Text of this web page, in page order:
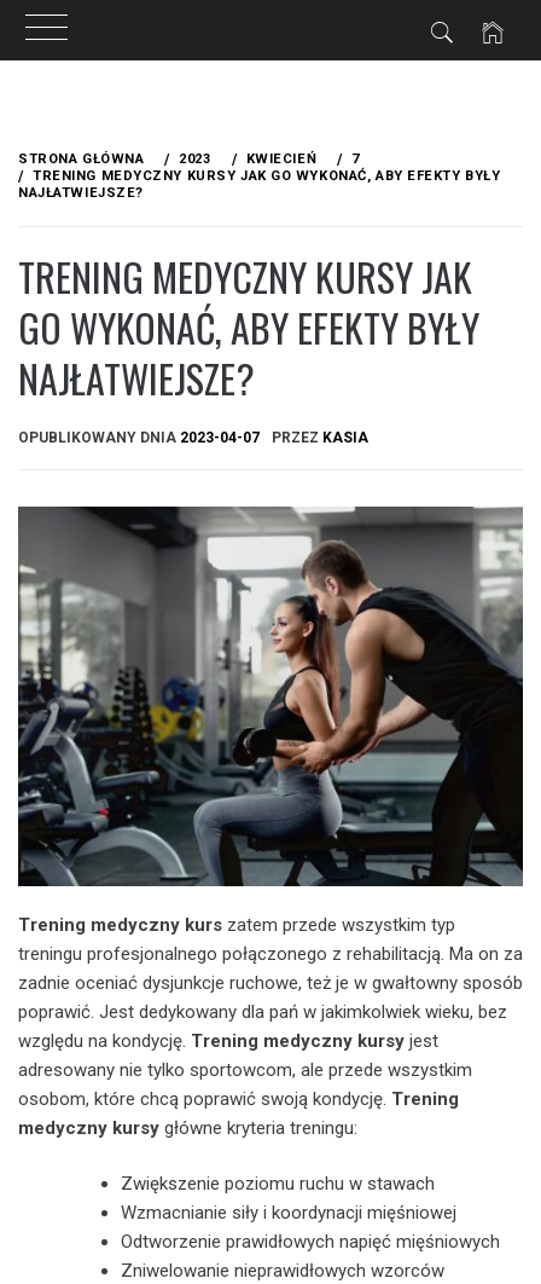
treści
STRONA GŁÓWNA 2023 KWIECIEŃ
7
TRENING MEDYCZNY KURSY JAK GO WYKONAĆ, ABY EFEKTY BYŁY
NAJŁATWIEJSZE?
TRENING MEDYCZNY KURSY JAK
GO WYKONAĆ, ABY EFEKTY BYŁY
NAJŁATWIEJSZE?
OPUBLIKOWANY DNIA 2023-04-07 PRZEZ KASIA
Trening medyczny kurs zatem przede wszystkim typ
treningu profesjonalnego połączonego z rehabilitacją. Ma on za
zadnie oceniać dysjunkcje ruchowe, też je w gwałtowny sposób
poprawić. Jest dedykowany dla pań w jakimkolwiek wieku, bez
względu na kondycję. Trening medyczny kursy jest
adresowany nie tylko sportowcom, ale przede wszystkim
osobom, które chcą poprawić swoją kondycję. Trening
medyczny kursy główne kryteria treningu:
Zwiększenie poziomu ruchu w stawach
Wzmacnianie siły i koordynacji mięśniowej
Odtworzenie prawidłowych napięć mięśniowych
Zniwelowanie nieprawidłowych wzorców